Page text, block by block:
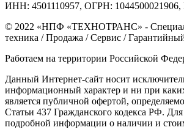
ИНН: 4501110957, ОГРН:
© 2022 «НПФ «ТЕХНОТРАНС» -
техника / Продажа / Сервис /
Работаем на территории Российской
Данный Интернет-сайт носит
информационный характер и ни при
является публичной офертой,
Статьи 437 Гражданского кодекса РФ.
подробной информации о наличии и